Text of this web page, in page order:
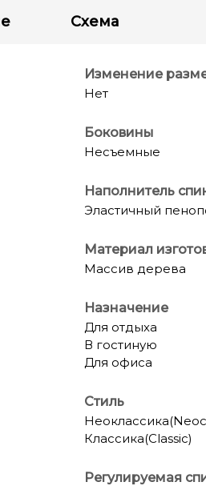
Схема
Изменение
Нет
Боковины
Несъемные
Наполнитель
Эластичный
Материал
Массив дерева
Назначение
Для отдыха
В гостиную
Для офиса
Стиль
Классика(Classic)
Регулируемая